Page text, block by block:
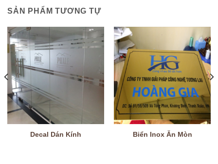
SẢN PHẨM TƯƠNG TỰ
Decal Dán Kính Biển Inox Ăn Mòn